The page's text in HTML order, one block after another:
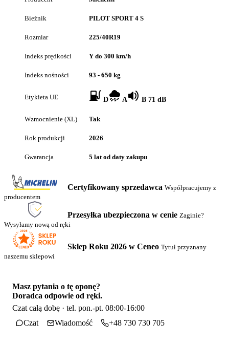
Bieżnik PILOT SPORT 4 S
Rozmiar 225/40R19
Indeks prędkości Y do 300 km/h
Indeks nośności 93 - 650 kg
Etykieta UE D A B 71 dB
Wzmocnienie (XL) Tak
Rok produkcji 2026
Gwarancja 5 lat od daty zakupu
Certyfikowany sprzedawca Współpracujemy z
producentem
Przesyłka ubezpieczona w cenie Zaginie?
Wysyłamy nową od ręki
Sklep Roku 2026 w Ceneo Tytuł przyznany
naszemu sklepowi
Masz pytania o tę oponę?
Doradca odpowie od ręki.
Czat całą dobę · tel. pon.-pt. 08:00-16:00
Czat
Wiadomość +48 730 730 705